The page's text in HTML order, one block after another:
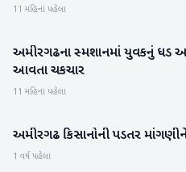
11 મહિના પહેલા
બનાસકાંઠા
અમીરગઢના સ્મશાનમાં યુવકનું
આવતા ચકચાર
11 મહિના પહેલા
બનાસકાંઠા
અમીરગઢ કિસાનોની પડતર
1 વર્ષ પહેલા